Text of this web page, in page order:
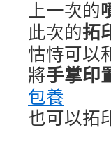
上一次的
此次的拓
怙恃可以
將手掌印
包養
也可以拓